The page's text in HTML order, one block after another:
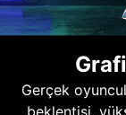
Gerçek